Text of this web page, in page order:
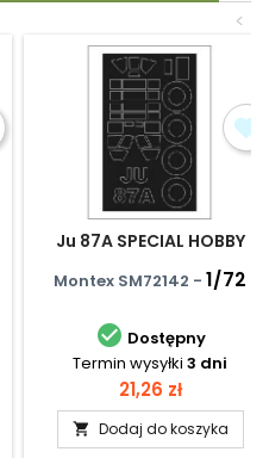
<
Ju 87A SPECIAL HOBBY
Montex SM72142 - 1/72
 Dostępny
Termin wysyłki 3 dni
Cena
21,26 zł
 Dodaj do koszyka